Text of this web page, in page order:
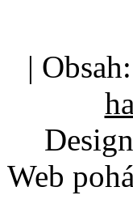
| Obsah:
Web